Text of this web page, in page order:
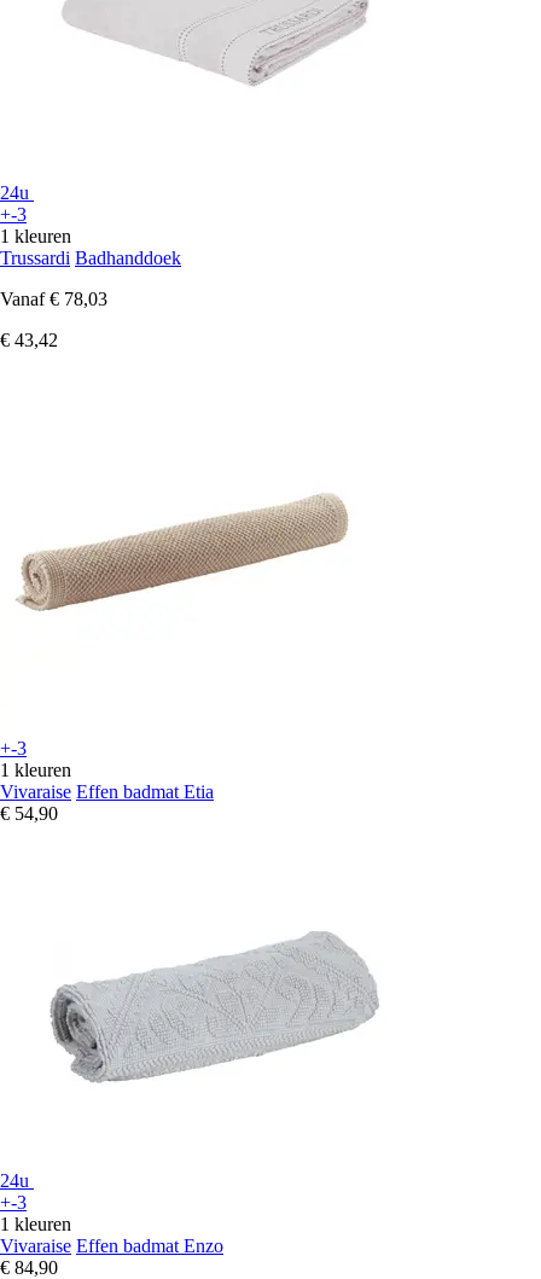
24u
+-3
1 kleuren
Trussardi Badhanddoek
Vanaf € 78,03
€ 43,42
+-3
1 kleuren
Vivaraise Effen badmat Etia
€ 54,90
24u
+-3
1 kleuren
Vivaraise Effen badmat Enzo
€ 84,90